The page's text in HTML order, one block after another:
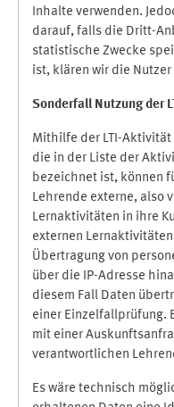
Inhalte verwenden.
darauf, falls die Dritt-
statistische Zwecke
ist, klären wir die
Sonderfall Nutzung der
Mithilfe der LTI-
die in der Liste der
bezeichnet ist, können
Lehrende externe, also
Lernaktivitäten in ihre
externen
Übertragung von
über die IP-Adresse
diesem Fall Daten
einer Einzelfallprüfung.
mit einer
verantwortlichen
Es wäre technisch